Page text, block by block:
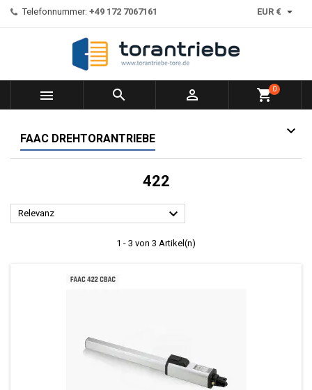
Telefonnummer: +49 172 7067161 EUR € 
   shopping_cart0
FAAC DREHTORANTRIEBE
422
Relevanz 
1 - 3 von 3 Artikel(n)